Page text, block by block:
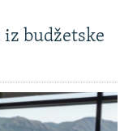
budžetske